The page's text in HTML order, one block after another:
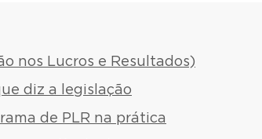
nos Lucros e Resultados)
diz a legislação
de PLR na prática